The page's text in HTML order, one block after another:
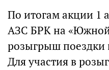
По итогам акции 1
АЗС БРК на
розыгрыш поездки
Для участия в